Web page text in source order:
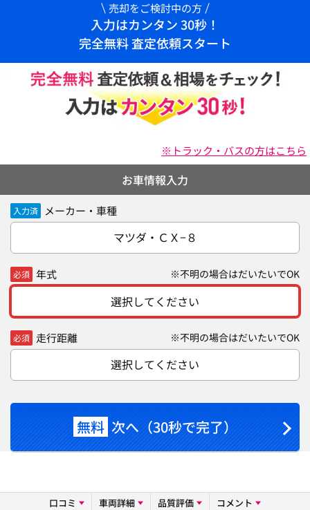
売却をご検討中の方
入力はカンタン 30秒！
完全無料 査定依頼スタート
※トラック・バスの方はこちら
お車情報入力
入力済 メーカー・車種
マツダ・ＣＸ−８
必須 年式 ※不明の場合はだいたいでOK
選択してください
必須 走行距離 ※不明の場合はだいたいでOK
選択してください
無料 次へ（30秒で完了）
口コミ 車両詳細 品質評価 コメント